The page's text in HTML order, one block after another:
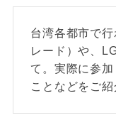
台湾各都市で
レード）や、
て。実際に参
ことなどをご紹